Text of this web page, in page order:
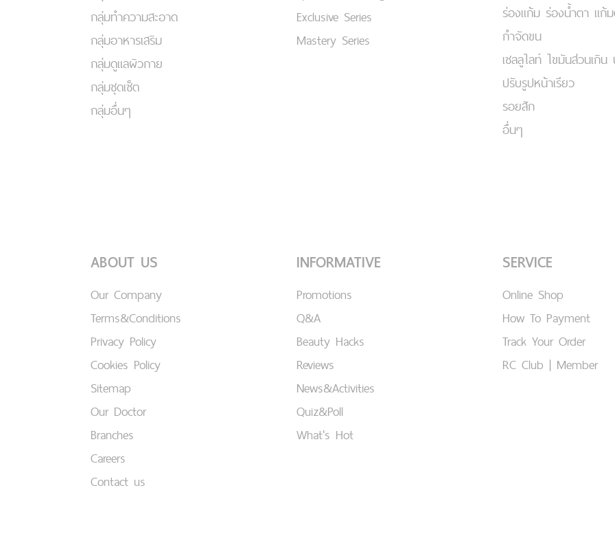
กลุ่มทำความสะอาด
กลุ่มอาหารเสริม
กลุ่มดูแลผิวกาย
กลุ่มชุดเซ็ต
กลุ่มอื่นๆ
Exclusive Series
Mastery Series
ร่องแก้ม ร่องน้ำตา แก้
กำจัดขน
เชลลูไลท์ ไขมันส่วนเกิน
ปรับรูปหน้าเรียว
รอยสัก
อื่นๆ
ABOUT US
Our Company
Terms&Conditions
Privacy Policy
Cookies Policy
Sitemap
Our Doctor
Branches
Careers
Contact us
INFORMATIVE
Promotions
Q&A
Beauty Hacks
Reviews
News&Activities
Quiz&Poll
What's Hot
SERVICE
Online Shop
How To Payment
Track Your Order
RC Club | Member